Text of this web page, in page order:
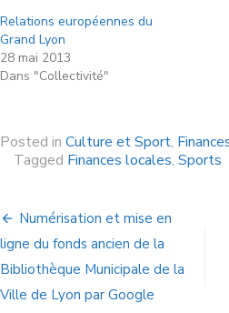
Relations européennes du
Grand Lyon
28 mai 2013
Dans "Collectivité"
Posted in Culture et Sport,
Tagged Finances locales, Sports
Numérisation et mise en
ligne du fonds ancien de la
Bibliothèque Municipale de la
Ville de Lyon par Google